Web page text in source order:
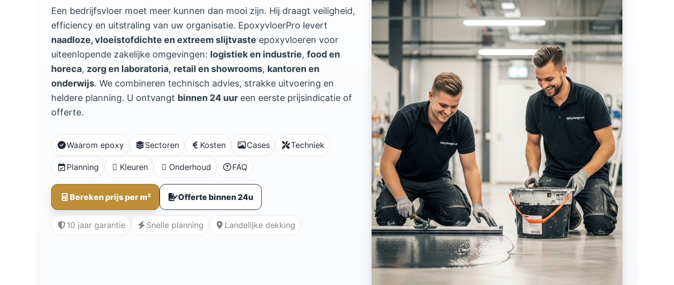
Een bedrijfsvloer moet meer kunnen dan mooi zijn. Hij draagt veiligheid,
efficiency en uitstraling van uw organisatie. EpoxyvloerPro levert
naadloze, vloeistofdichte en extreem slijtvaste epoxyvloeren voor
uiteenlopende zakelijke omgevingen: logistiek en industrie, food en
horeca, zorg en laboratoria, retail en showrooms, kantoren en
onderwijs. We combineren technisch advies, strakke uitvoering en
heldere planning. U ontvangt binnen 24 uur een eerste prijsindicatie of
offerte.
Waarom epoxy Sectoren Kosten Cases Techniek
Planning Kleuren Onderhoud FAQ
Bereken prijs per m² Offerte binnen 24u
10 jaar garantie Snelle planning Landelijke dekking